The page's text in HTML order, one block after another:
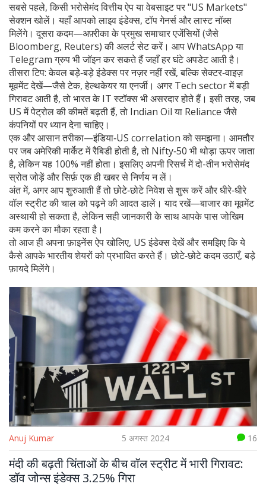
सबसे पहले, किसी भरोसेमंद वित्तीय ऐप या वेबसाइट पर "US Markets"
सेक्शन खोलें। यहाँ आपको लाइव इंडेक्स, टॉप गेनर्स और लास्ट नॉब्स
मिलेंगे। दूसरा कदम—अफ़्रीका के प्रमुख समाचार एजेंसियों (जैसे
Bloomberg, Reuters) की अलर्ट सेट करें। आप WhatsApp या
Telegram ग्रुप भी जॉइन कर सकते हैं जहाँ हर घंटे अपडेट आती है।
तीसरा टिप: केवल बड़े‑बड़े इंडेक्स पर नज़र नहीं रखें, बल्कि सेक्टर‑वाइज़
मूवमेंट देखें—जैसे टेक, हेल्थकेयर या एनर्जी। अगर Tech sector में बड़ी
गिरावट आती है, तो भारत के IT स्टॉक्स भी असरदार होते हैं। इसी तरह, जब
US में पेट्रोल की कीमतें बढ़ती हैं, तो Indian Oil या Reliance जैसे
कंपनियों पर ध्यान देना चाहिए।
एक और आसान तरीका—इंडिया‑US correlation को समझना। आमतौर
पर जब अमेरिकी मार्केट में रैबिडी होती है, तो Nifty‑50 भी थोड़ा ऊपर जाता
है, लेकिन यह 100% नहीं होता। इसलिए अपनी रिसर्च में दो-तीन भरोसेमंद
स्रोत जोड़ें और सिर्फ़ एक ही खबर से निर्णय न लें।
अंत में, अगर आप शुरुआती हैं तो छोटे‑छोटे निवेश से शुरू करें और धीरे‑धीरे
वॉल स्ट्रीट की चाल को पढ़ने की आदत डालें। याद रखें—बाजार का मूवमेंट
अस्थायी हो सकता है, लेकिन सही जानकारी के साथ आपके पास जोखिम
कम करने का मौका रहता है।
तो आज ही अपना फ़ाइनेंस ऐप खोलिए, US इंडेक्स देखें और समझिए कि ये
कैसे आपके भारतीय शेयरों को प्रभावित करते हैं। छोटे‑छोटे कदम उठाएँ, बड़े
फ़ायदे मिलेंगे।
Anuj Kumar 5 अगस्त 2024 16
मंदी की बढ़ती चिंताओं के बीच वॉल स्ट्रीट में भारी गिरावट:
डॉव जोन्स इंडेक्स 3.25% गिरा